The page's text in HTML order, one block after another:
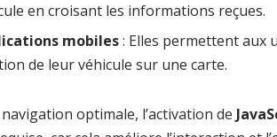
en croisant les informations reçues.
mobiles: Elles permettent aux
de leur véhicule sur une carte.
optimale, l’activation de